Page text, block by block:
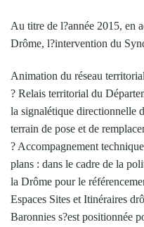
Au titre de l?année 2015, en
Drôme, l?intervention du
Animation du réseau
? Relais territorial du
la signalétique directionnelle
terrain de pose et de
? Accompagnement
plans : dans le cadre de la
la Drôme pour le
Espaces Sites et Itinéraires
Baronnies s?est positionnée